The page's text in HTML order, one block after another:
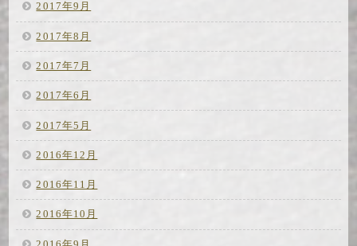
2017年9月
2017年8月
2017年7月
2017年6月
2017年5月
2016年12月
2016年11月
2016年10月